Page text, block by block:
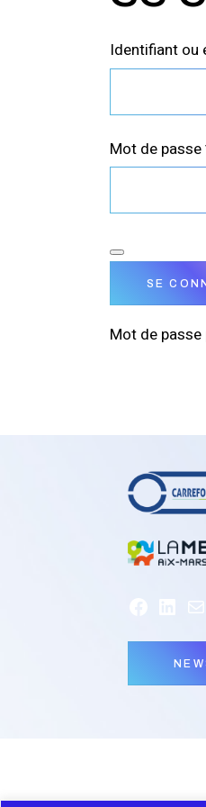
Identifiant ou
Mot de passe
SE
Mot de passe
E-